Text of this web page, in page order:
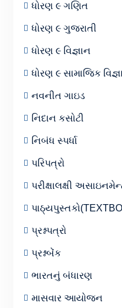
ધોરણ ૯ ગણિત
ધોરણ ૯ ગુજરાતી
ધોરણ ૯ વિજ્ઞાન
ધોરણ ૯ સામાજિક
નવનીત ગાઇડ
નિદાન કસોટી
નિબંધ સ્પર્ધા
પરિપત્રો
પરીક્ષાલક્ષી
પ્રશ્નપત્રો
પ્રશ્નબેંક
ભારતનું બંધારણ
માસવાર આયોજન